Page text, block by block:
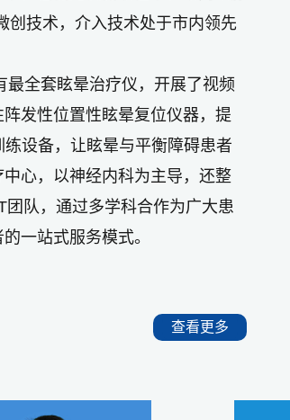
创技术，介入技术处于市内领先
全套眩晕治疗仪，开展了视频
发性位置性眩晕复位仪器，提
设备，让眩晕与平衡障碍患者
心，以神经内科为主导，还整
队，通过多学科合作为广大患
一站式服务模式。
查看更多